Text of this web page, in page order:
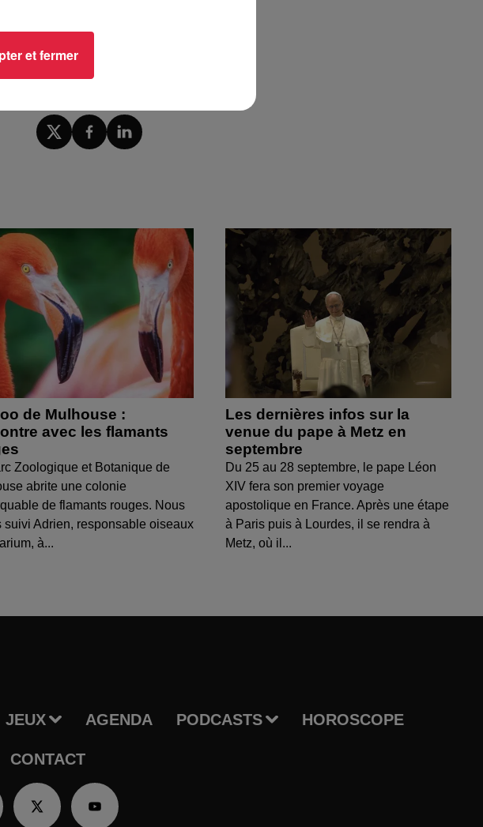
de Mulhouse :
avec les flamants
Zoologique et Botanique de
abrite une colonie
de flamants rouges. Nous
suivi Adrien, responsable oiseaux
à...
Les dernières infos sur la
venue du pape à Metz en
septembre
Du 25 au 28 septembre, le pape Léon
XIV fera son premier voyage
apostolique en France. Après une étape
à Paris puis à Lourdes, il se rendra à
Metz, où il...
JEUX AGENDA PODCASTS HOROSCOPE
CONTACT
et fermer